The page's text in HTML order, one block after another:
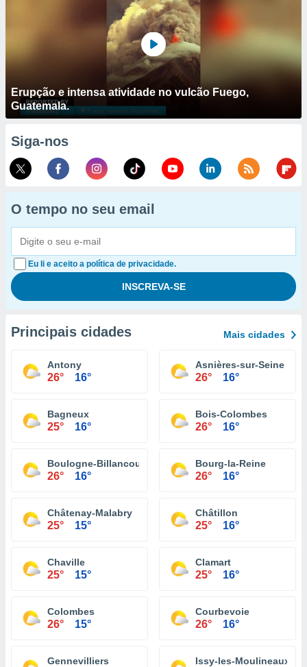
Erupção e intensa atividade no vulcão Fuego,
Guatemala.
Siga-nos
O tempo no seu email
Eu li e aceito a política de privacidade.
Principais cidades Mais cidades
Antony
26° 16°
Asnières-sur-Seine
26° 16°
Bagneux
25° 16°
Bois-Colombes
26° 16°
Boulogne-Billancourt
26° 16°
Bourg-la-Reine
26° 16°
Châtenay-Malabry
25° 15°
Châtillon
25° 16°
Chaville
25° 15°
Clamart
25° 16°
Colombes
26° 15°
Courbevoie
26° 16°
Gennevilliers Issy-les-Moulineaux